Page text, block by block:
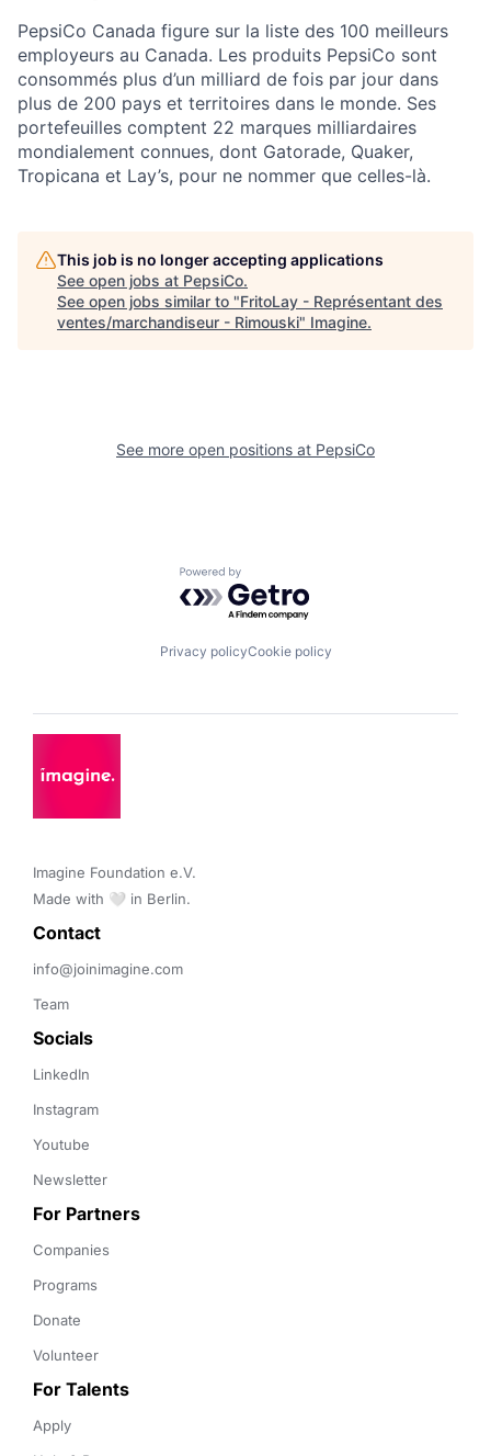
PepsiCo Canada figure sur la liste des 100 meilleurs
employeurs au Canada. Les produits PepsiCo sont
consommés plus d’un milliard de fois par jour dans
plus de 200 pays et territoires dans le monde. Ses
portefeuilles comptent 22 marques milliardaires
mondialement connues, dont Gatorade, Quaker,
Tropicana et Lay’s, pour ne nommer que celles-là.
This job is no longer accepting applications
See open jobs at PepsiCo.
See open jobs similar to "FritoLay - Représentant des
ventes/marchandiseur - Rimouski" Imagine.
See more open positions at PepsiCo
Powered by Getro.com
Privacy policyCookie policy
Imagine Foundation e.V.
Made with 🤍 in Berlin.
Contact
info@joinimagine.com
Team
Socials
LinkedIn
Instagram
Youtube
Newsletter
For Partners
Companies
Programs
Donate
Volunteer
For Talents
Apply